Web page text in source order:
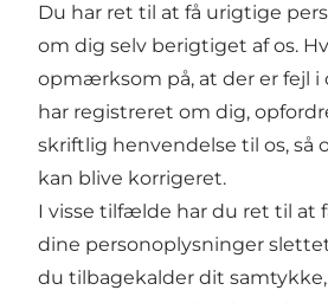
Du har ret til at få urigtige
om dig selv berigtiget af os.
opmærksom på, at der er fejl i
har registreret om dig,
skriftlig henvendelse til os, så
kan blive korrigeret.
I visse tilfælde har du ret til at
dine personoplysninger slettet
du tilbagekalder dit